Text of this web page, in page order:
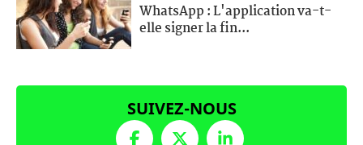
WhatsApp : L'application va-t-
elle signer la fin...
SUIVEZ-NOUS